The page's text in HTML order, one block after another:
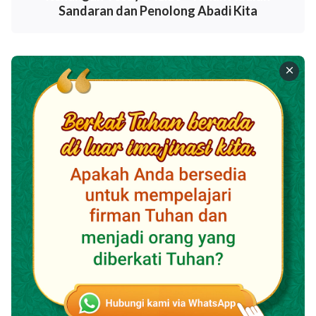
firman-Nya, dan pahamilah itu tanpa
bagimu untuk dapat mendekat kepada Tuhan di
dalam hatimu, untuk merenungkan kasih Tuhan,
dan untuk mempertimbangkan firman Tuhan, tanpa
diganggu oleh hal-hal lahiriah. Ketika hatimu telah
mencapai tingkat ketenangan tertentu, engkau
akan dapat merenung dalam hatimu dan, di dalam
dirimu, merenungkan kasih Tuhan dan benar-benar
mendekat kepada-Nya, terlepas dari keadaan
sekelilingmu, sampai akhirnya engkau mencapai
titik di mana puji-pujian meluap dari dalam hatimu,
dan itu bahkan lebih baik daripada doa. Maka
engkau akan memiliki tingkat pertumbuhan
tertentu ” (Firman, Vol. 1, Penampakan dan Pekerjaan
Sandaran dan Penolong Abadi Kita